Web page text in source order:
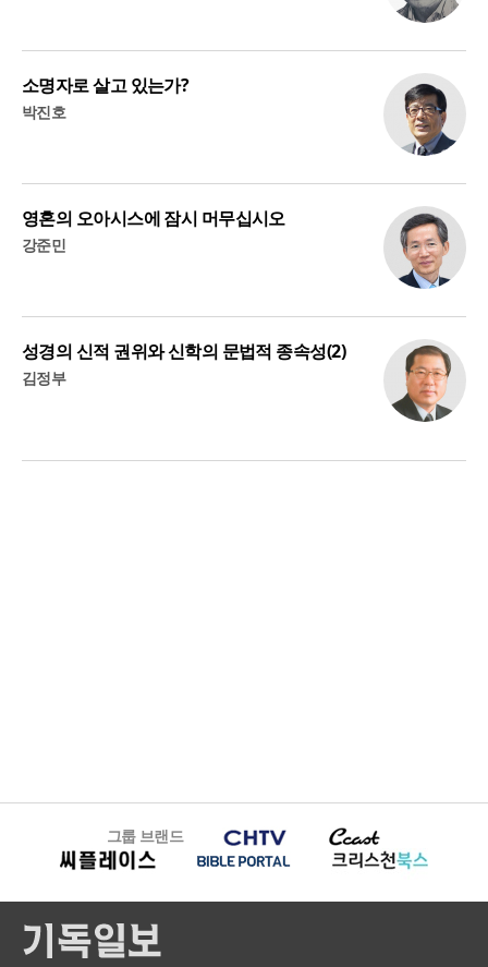
소명자로 살고 있는가?
박진호
영혼의 오아시스에 잠시 머무십시오
강준민
성경의 신적 권위와 신학의 문법적 종속성(2)
김정부
그룹 브랜드